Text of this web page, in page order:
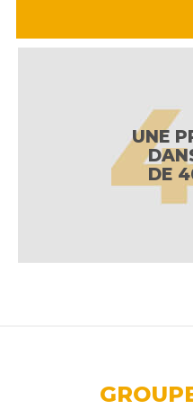
UNE
DE